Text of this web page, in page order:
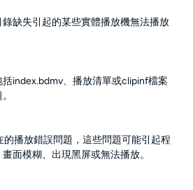
缺失引起的某些實體播放機無法播放
index.bdmv、播放清單或clipinf檔案
播放錯誤問題，這些問題可能引起程
面模糊、出現黑屏或無法播放。